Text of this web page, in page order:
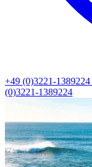
+49 (0)3221-1389224
(0)3221-1389224